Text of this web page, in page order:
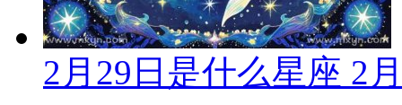
2月29日是什么星座 2